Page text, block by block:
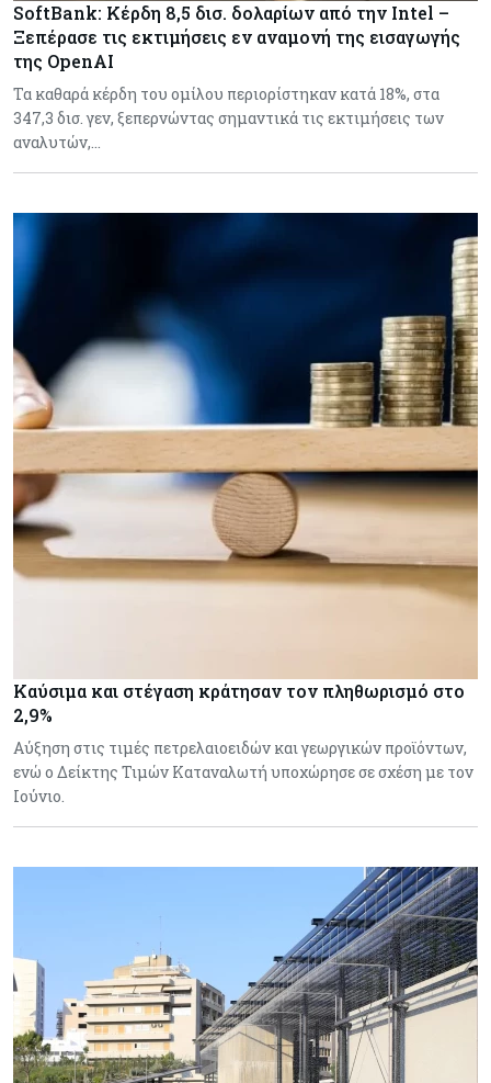
SoftBank: Κέρδη 8,5 δισ. δολαρίων από την Intel –
Ξεπέρασε τις εκτιμήσεις εν αναμονή της εισαγωγής
της OpenAI
Τα καθαρά κέρδη του ομίλου περιορίστηκαν κατά 18%, στα
347,3 δισ. γεν, ξεπερνώντας σημαντικά τις εκτιμήσεις των
αναλυτών,…
Καύσιμα και στέγαση κράτησαν τον πληθωρισμό στο
2,9%
Αύξηση στις τιμές πετρελαιοειδών και γεωργικών προϊόντων,
ενώ ο Δείκτης Τιμών Καταναλωτή υποχώρησε σε σχέση με τον
Ιούνιο.